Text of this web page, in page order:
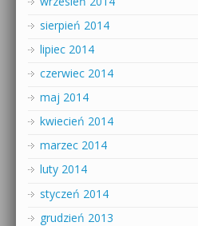
sierpień 2014
lipiec 2014
czerwiec 2014
maj 2014
kwiecień 2014
marzec 2014
luty 2014
styczeń 2014
grudzień 2013